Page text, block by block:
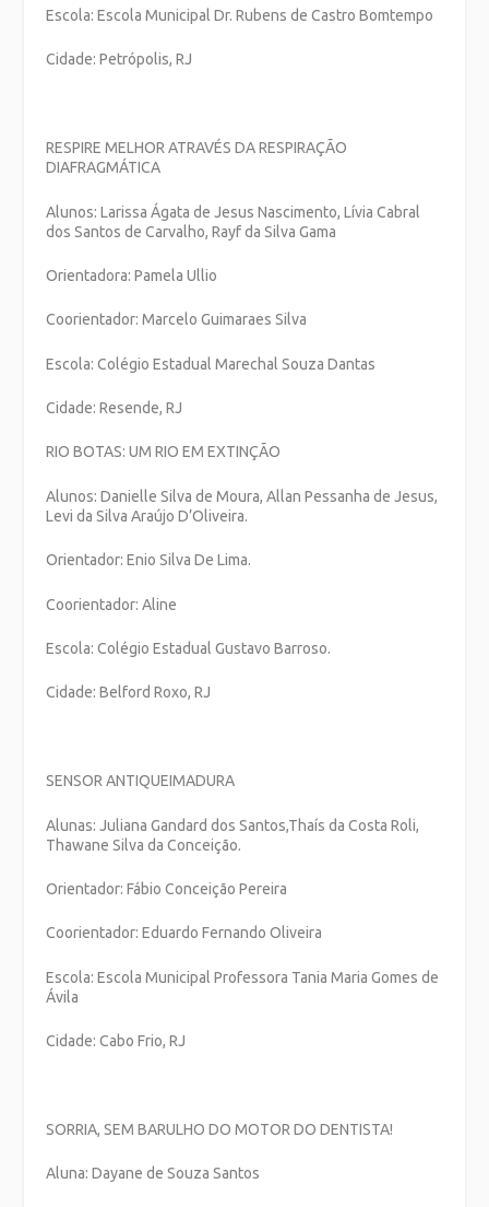
Escola: Escola Municipal Dr. Rubens de Castro Bomtempo
Cidade: Petrópolis, RJ
RESPIRE MELHOR ATRAVÉS DA RESPIRAÇÃO
DIAFRAGMÁTICA
Alunos: Larissa Ágata de Jesus Nascimento, Lívia Cabral
dos Santos de Carvalho, Rayf da Silva Gama
Orientadora: Pamela Ullio
Coorientador: Marcelo Guimaraes Silva
Escola: Colégio Estadual Marechal Souza Dantas
Cidade: Resende, RJ
RIO BOTAS: UM RIO EM EXTINÇÃO
Alunos: Danielle Silva de Moura, Allan Pessanha de Jesus,
Levi da Silva Araújo D’Oliveira.
Orientador: Enio Silva De Lima.
Coorientador: Aline
Escola: Colégio Estadual Gustavo Barroso.
Cidade: Belford Roxo, RJ
SENSOR ANTIQUEIMADURA
Alunas: Juliana Gandard dos Santos,Thaís da Costa Roli,
Thawane Silva da Conceição.
Orientador: Fábio Conceição Pereira
Coorientador: Eduardo Fernando Oliveira
Escola: Escola Municipal Professora Tania Maria Gomes de
Ávila
Cidade: Cabo Frio, RJ
SORRIA, SEM BARULHO DO MOTOR DO DENTISTA!
Aluna: Dayane de Souza Santos